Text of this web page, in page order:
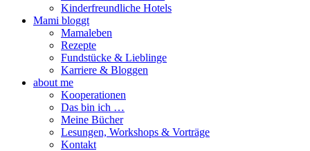
Kinderfreundliche Hotels
Mami bloggt
Mamaleben
Rezepte
Fundstücke & Lieblinge
Karriere & Bloggen
about me
Kooperationen
Das bin ich …
Meine Bücher
Lesungen, Workshops & Vorträge
Kontakt